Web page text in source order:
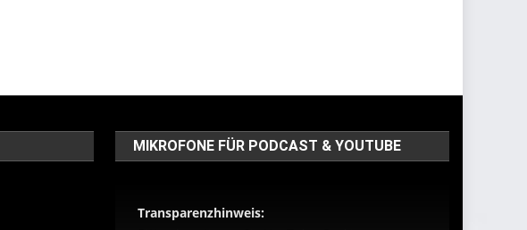
MIKROFONE FÜR PODCAST & YOUTUBE
Transparenzhinweis: